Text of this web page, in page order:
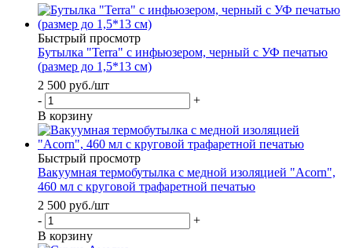
Быстрый просмотр
Бутылка "Terra" с инфьюзером, черный с УФ печатью
(размер до 1,5*13 см)
2 500 руб./шт
-
+
В корзину
Быстрый просмотр
Вакуумная термобутылка с медной изоляцией "Acorn",
460 мл с круговой трафаретной печатью
2 500 руб./шт
-
+
В корзину